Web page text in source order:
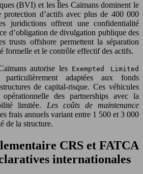
(BVI) et les Îles Caïmans dominent le
protection d’actifs avec plus de 400 000
juridictions offrent une confidentialité
d’obligation de divulgation publique des
trusts offshore permettent la séparation
formelle et le contrôle effectif des actifs.
autorise les Exempted Limited
particulièrement adaptées aux fonds
de capital-risque. Ces véhicules
des partnerships avec la
limitée. Les coûts de maintenance
frais annuels variant entre 1 500 et 3 000
de la structure.
CRS et FATCA
internationales